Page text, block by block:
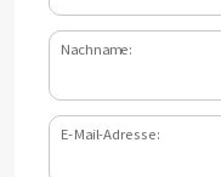
Nachname:
E-Mail-Adresse: